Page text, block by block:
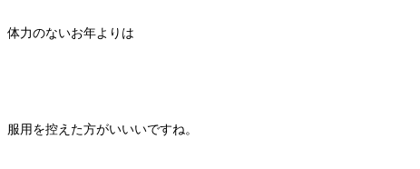
体力のないお年よりは
服用を控えた方がいいいですね。